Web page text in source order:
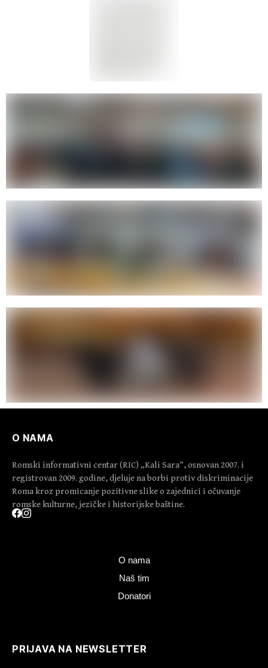
O NAMA
Romski informativni centar (RIC) „Kali Sara“, osnovan 2007. i
registrovan 2009. godine, djeluje na borbi protiv diskriminacije
Roma kroz promicanje pozitivne slike o zajednici i očuvanje
romske kulturne, jezičke i historijske baštine.
O nama
Naš tim
Donatori
PRIJAVA NA NEWSLETTER